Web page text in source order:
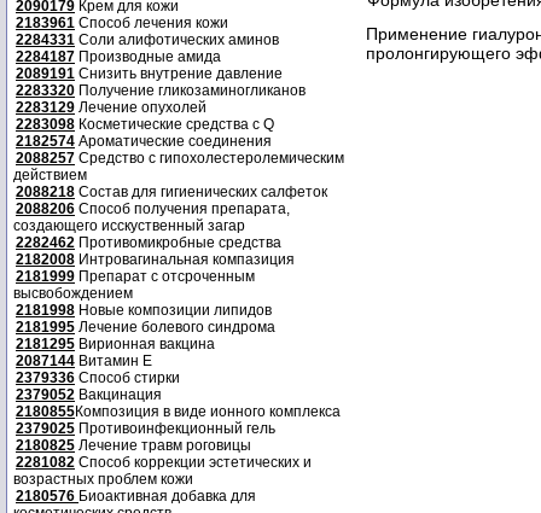
2090179 Крем для кожи
2183961 Способ лечения кожи
2284331 Соли алифотических аминов
2284187 Производные амида
2089191 Снизить внутрение давление
2283320 Получение гликозаминогликанов
2283129 Лечение опухолей
2283098 Косметические средства с Q
2182574 Ароматические соединения
2088257 Средство с гипохолестеролемическим
действием
2088218 Состав для гигиенических салфеток
2088206 Способ получения препарата,
создающего исскуственный загар
2282462 Противомикробные средства
2182008 Интровагинальная компазиция
2181999 Препарат с отсроченным
высвобождением
2181998 Новые композиции липидов
2181995 Лечение болевого синдрома
2181295 Вирионная вакцина
2087144 Витамин Е
2379336 Способ стирки
2379052 Вакцинация
2180855Композиция в виде ионного комплекса
2379025 Противоинфекционный гель
2180825 Лечение травм роговицы
2281082 Способ коррекции эстетических и
возрастных проблем кожи
2180576 Биоактивная добавка для
Применение
пролонгирующего